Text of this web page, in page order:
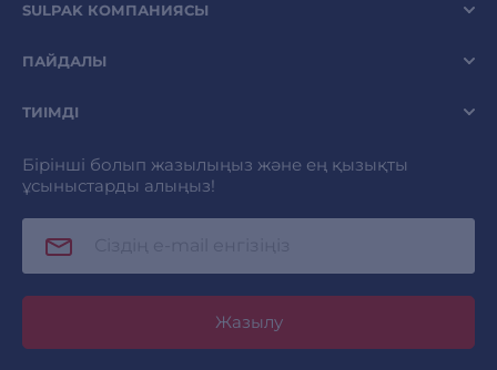
SULPAK КОМПАНИЯСЫ
ПАЙДАЛЫ
ТИІМДІ
Бірінші болып жазылыңыз және ең қызықты
ұсыныстарды алыңыз!
Жазылу